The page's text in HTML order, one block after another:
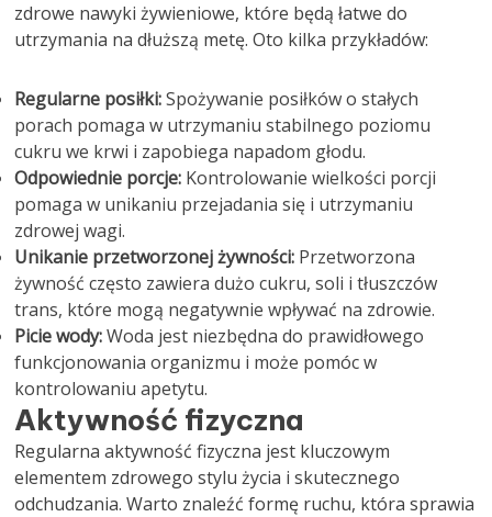
zdrowe nawyki żywieniowe, które będą łatwe do
utrzymania na dłuższą metę. Oto kilka przykładów:
Regularne posiłki:Spożywanie posiłków o stałych
porach pomaga w utrzymaniu stabilnego poziomu
cukru we krwi i zapobiega napadom głodu.
Odpowiednie porcje: Kontrolowanie wielkości porcji
pomaga w unikaniu przejadania się i utrzymaniu
zdrowej wagi.
Unikanie przetworzonej żywności: Przetworzona
żywność często zawiera dużo cukru, soli i tłuszczów
trans, które mogą negatywnie wpływać na zdrowie.
Picie wody:Woda jest niezbędna do prawidłowego
funkcjonowania organizmu i może pomóc w
kontrolowaniu apetytu.
Aktywność fizyczna
Regularna aktywność fizyczna jest kluczowym
elementem zdrowego stylu życia i skutecznego
odchudzania. Warto znaleźć formę ruchu, która sprawia